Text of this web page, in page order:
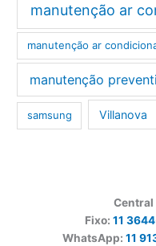
manutenção ar
manutenção ar
manutenção
samsung Villanova
Central
Fixo: 11
WhatsApp: 11